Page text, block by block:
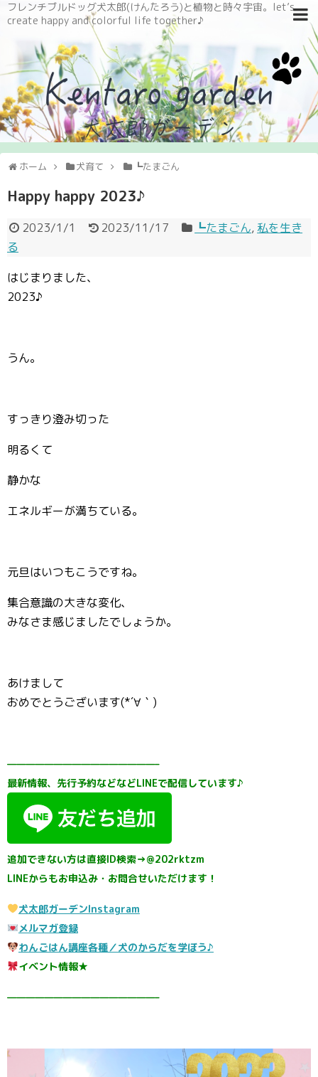
フレンチブルドッグ犬太郎(けんたろう)と植物と時々宇宙。let’s
create happy and colorful life together♪
ホーム 犬育て ┗たまごん
Happy happy 2023♪
2023/1/1 2023/11/17 ┗たまごん, 私を生き
る
はじまりました、
2023♪
うん。
すっきり澄み切った
明るくて
静かな
エネルギーが満ちている。
元旦はいつもこうですね。
集合意識の大きな変化、
みなさま感じましたでしょうか。
あけまして
おめでとうございます(*´∀｀)
————————————————–
最新情報、先行予約などなどLINEで配信しています♪
追加できない方は直接ID検索→@202rktzm
LINEからもお申込み・お問合せいただけます！
犬太郎ガーデンInstagram
メルマガ登録
わんごはん講座各種／犬のからだを学ぼう♪
イベント情報★
————————————————–